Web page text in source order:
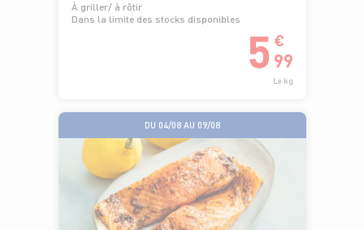
À griller/ à rôtir
Dans la limite des stocks disponibles
5 €
99
Le kg
DU 04/08 AU 09/08